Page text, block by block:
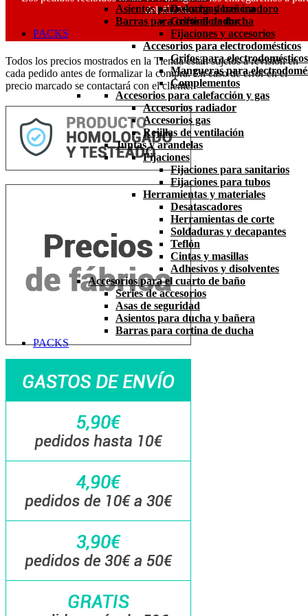
Descargadores inodoro
Grifos flotador
Fijaciones y accesorios
Accesorios para electrodomésticos
Grifos para electrodomésticos
Mangueras para
Complementos
Accesorios para calefacción y gas
Accesorios radiador
Accesorios gas
Rejillas de ventilación
Juntas y arandelas
Fijaciones
Fijaciones para sanitarios
Fijaciones para tubos
Herramientas y materiales
Desatascadores
Herramientas de corte
Soldaduras y decapantes
Teflón
Cintas y masillas
Adhesivos y disolventes
Accesorios para el cuarto de baño
Series de accesorios
Asas de seguridad
Asientos para ducha y bañera
Barras para cortina de ducha
PACKS
Asientos para ducha y bañera
Barras para cortina de ducha
PACKS
del día 24.
Todos los precios mostrados en la Tienda están sujetos a revisión en
cada pedido antes de formalizar la compra. En caso de error en el
precio marcado se contactará con el cliente.